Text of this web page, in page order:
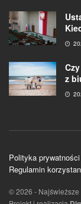
z
Polityka prywatności
Regulamin
© 2026 -